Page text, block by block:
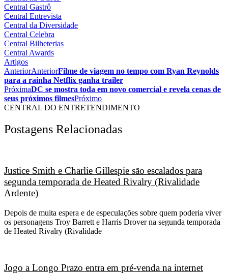
Central Gastrô
Central Entrevista
Central da Diversidade
Central Celebra
Central Bilheterias
Central Awards
Artigos
AnteriorAnteriorFilme de viagem no tempo com Ryan Reynolds
para a rainha Netflix ganha trailer
PróximaDC se mostra toda em novo comercial e revela cenas de
seus próximos filmesPróximo
CENTRAL DO ENTRETENDIMENTO
Postagens Relacionadas
Justice Smith e Charlie Gillespie são escalados para
segunda temporada de Heated Rivalry (Rivalidade
Ardente)
Depois de muita espera e de especulações sobre quem poderia viver
os personagens Troy Barrett e Harris Drover na segunda temporada
de Heated Rivalry (Rivalidade
Jogo a Longo Prazo entra em pré-venda na internet